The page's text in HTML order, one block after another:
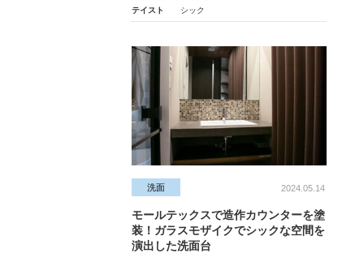
テイスト シック
洗面 2024.05.14
モールテックスで造作カウンターを塗
装！ガラスモザイクでシックな空間を
演出した洗面台